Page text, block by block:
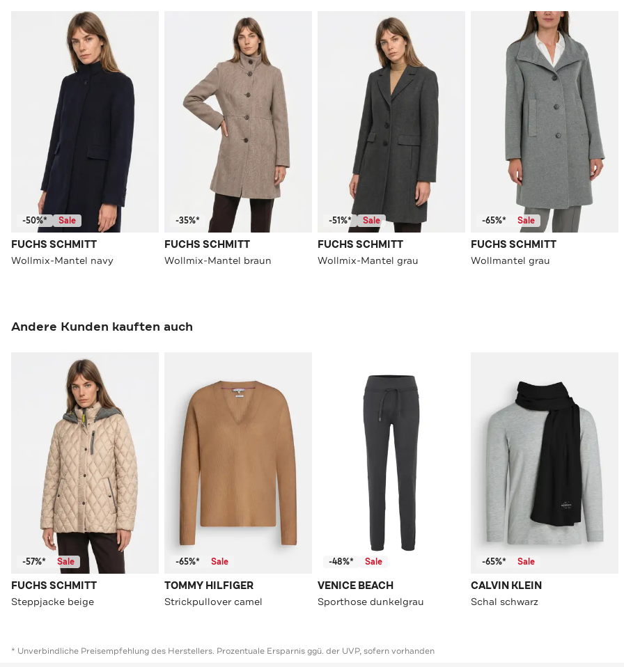
-50%* Sale
FUCHS SCHMITT
Wollmix-Mantel navy
-35%*
FUCHS SCHMITT
Wollmix-Mantel braun
-51%* Sale
FUCHS SCHMITT
Wollmix-Mantel grau
-65%* Sale
FUCHS SCHMITT
Wollmantel grau
Andere Kunden kauften auch
-57%* Sale
FUCHS SCHMITT
Steppjacke beige
-65%* Sale
TOMMY HILFIGER
Strickpullover camel
-48%* Sale
VENICE BEACH
Sporthose dunkelgrau
-65%* Sale
CALVIN KLEIN
Schal schwarz
* Unverbindliche Preisempfehlung des Herstellers. Prozentuale Ersparnis ggü. der UVP, sofern vorhanden